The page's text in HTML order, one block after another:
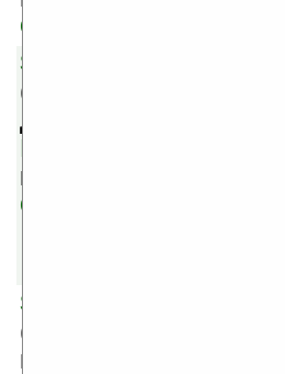
Скачать
SBSH ContactBreeze
(шареварная) —
дополнение к
PocketBreeze
,
контакты на экране
Скачать
SecuBox for Pocket
(шареварная) —
виртуальный диск на